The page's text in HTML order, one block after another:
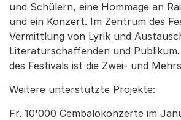
und Schülern, eine Hommage an
und ein Konzert. Im Zentrum des
Vermittlung von Lyrik und
Literaturschaffenden und
des Festivals ist die Zwei- und
Weitere unterstützte Projekte:
Fr. 10'000 Cembalokonzerte im